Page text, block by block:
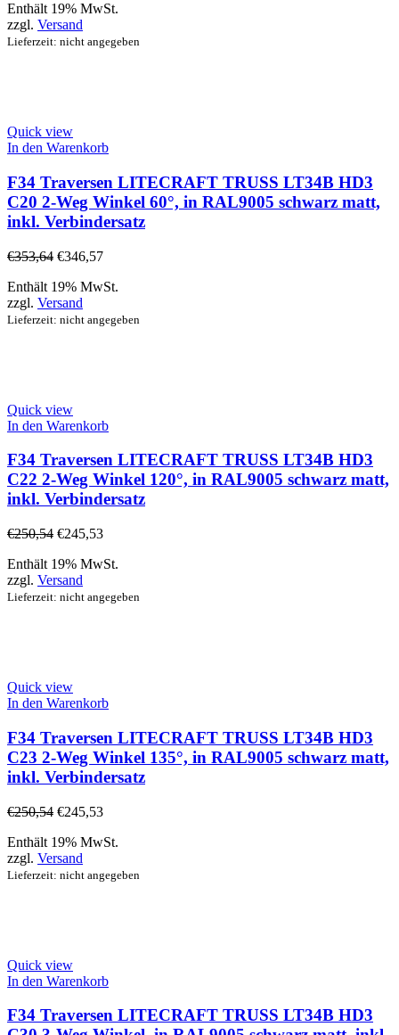
Enthält 19% MwSt.
zzgl. Versand
Lieferzeit: nicht angegeben
Quick view
In den Warenkorb
F34 Traversen LITECRAFT TRUSS LT34B HD3
C20 2-Weg Winkel 60°, in RAL9005 schwarz matt,
inkl. Verbindersatz
€353,64 €346,57
Enthält 19% MwSt.
zzgl. Versand
Lieferzeit: nicht angegeben
Quick view
In den Warenkorb
F34 Traversen LITECRAFT TRUSS LT34B HD3
C22 2-Weg Winkel 120°, in RAL9005 schwarz matt,
inkl. Verbindersatz
€250,54 €245,53
Enthält 19% MwSt.
zzgl. Versand
Lieferzeit: nicht angegeben
Quick view
In den Warenkorb
F34 Traversen LITECRAFT TRUSS LT34B HD3
C23 2-Weg Winkel 135°, in RAL9005 schwarz matt,
inkl. Verbindersatz
€250,54 €245,53
Enthält 19% MwSt.
zzgl. Versand
Lieferzeit: nicht angegeben
Quick view
In den Warenkorb
F34 Traversen LITECRAFT TRUSS LT34B HD3